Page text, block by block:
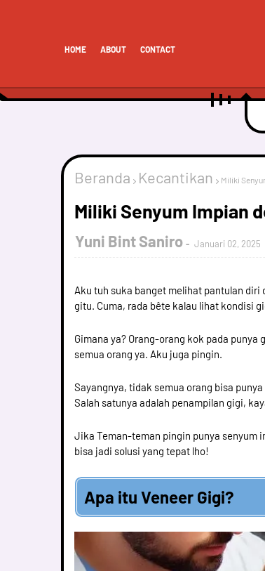
HOME ABOUT CONTACT
Beranda Kecantikan Miliki
Miliki Senyum Impian
Yuni Bint Saniro Januari 02, 2025
Aku tuh suka banget melihat pantulan diri
gitu. Cuma, rada bête kalau lihat kondisi
Gimana ya? Orang-orang kok pada
semua orang ya. Aku juga pingin.
Sayangnya, tidak semua orang bisa
Salah satunya adalah penampilan gigi,
Jika Teman-teman pingin punya senyum
bisa jadi solusi yang tepat lho!
Apa itu Veneer Gigi?